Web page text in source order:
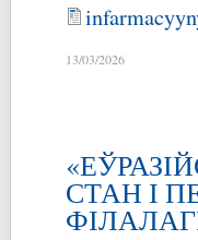
13/03/2026
СТАН І